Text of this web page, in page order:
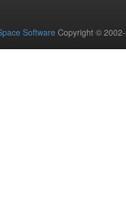
Software Copyright ©